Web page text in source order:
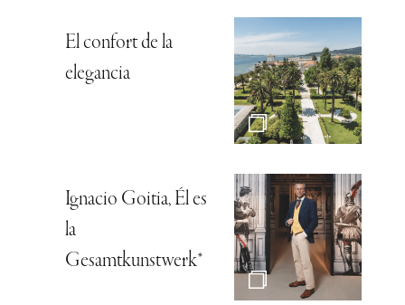
El confort de la
elegancia
Ignacio Goitia, Él es
la
Gesamtkunstwerk*